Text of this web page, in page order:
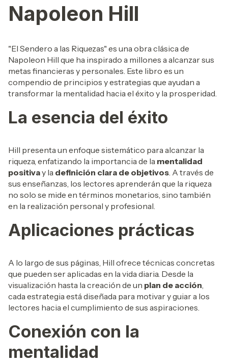
Napoleon Hill
"El Sendero a las Riquezas" es una obra clásica de
Napoleon Hill que ha inspirado a millones a alcanzar sus
metas financieras y personales. Este libro es un
compendio de principios y estrategias que ayudan a
transformar la mentalidad hacia el éxito y la prosperidad.
La esencia del éxito
Hill presenta un enfoque sistemático para alcanzar la
riqueza, enfatizando la importancia de la mentalidad
positivay la definición clara de objetivos. A través de
sus enseñanzas, los lectores aprenderán que la riqueza
no solo se mide en términos monetarios, sino también
en la realización personal y profesional.
Aplicaciones prácticas
A lo largo de sus páginas, Hill ofrece técnicas concretas
que pueden ser aplicadas en la vida diaria. Desde la
visualización hasta la creación de un plan de acción,
cada estrategia está diseñada para motivar y guiar a los
lectores hacia el cumplimiento de sus aspiraciones.
Conexión con la
mentalidad